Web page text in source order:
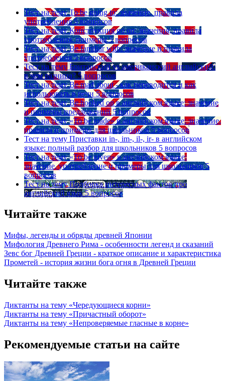
Тест на тему To be going to: значение, правила
употребления 5 вопросов
Тест на тему Конструкция go on: значения, правила
употребления, примеры 5 вопросов
Тест на тему Be familiar with: значение и правила
употребления 5 вопросов
Тест на тему Британский vs американский английский:
в чем разница? 5 вопросов
Тест на тему Be mad about - как переводится и как
использовать в речи 5 вопросов
Тест на тему Be hooked on в английском языке: значение
и примеры предложений 5 вопросов
Тест на тему «To be made» в английском языке: значение,
правила и примеры для школьников 5 вопросов
Тест на тему Приставки in-, im-, il-, ir- в английском
языке: полный разбор для школьников 5 вопросов
Тест на тему «To be given» в английском языке:
значение, употребление и примеры для школьников 5
вопросов
Тест на тему Подборка интересных фактов про
английский язык 5 вопросов
Читайте также
Мифы, легенды и обряды древней Японии
Мифология Древнего Рима - особенности легенд и сказаний
Зевс бог Древней Греции - краткое описание и характеристика
Прометей - история жизни бога огня в Древней Греции
Читайте также
Диктанты на тему «Чередующиеся корни»
Диктанты на тему «Причастный оборот»
Диктанты на тему «Непроверяемые гласные в корне»
Рекомендуемые статьи на сайте